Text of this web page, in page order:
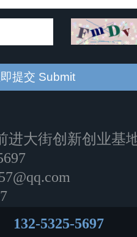
进大街创新创业基
132-5325-5697